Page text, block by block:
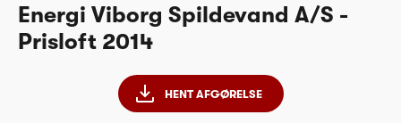
Energi Viborg Spildevand A/S -
Prisloft 2014
HENT AFGØRELSE